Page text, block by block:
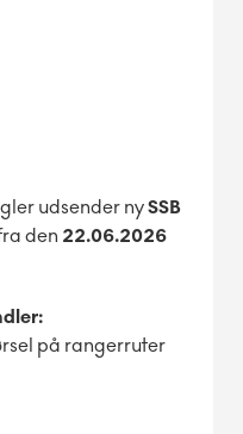
udsender nySSB
den 22.06.2026
på rangerruter